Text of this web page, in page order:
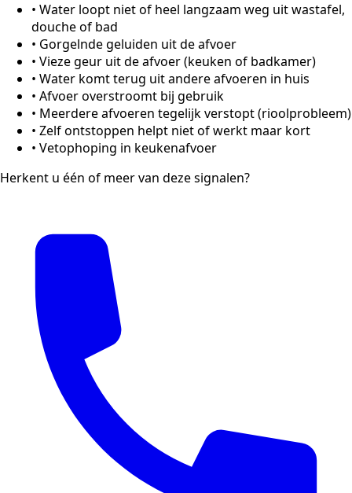
• Water loopt niet of heel langzaam weg uit wastafel,
douche of bad
• Gorgelnde geluiden uit de afvoer
• Vieze geur uit de afvoer (keuken of badkamer)
• Water komt terug uit andere afvoeren in huis
• Afvoer overstroomt bij gebruik
• Meerdere afvoeren tegelijk verstopt (rioolprobleem)
• Zelf ontstoppen helpt niet of werkt maar kort
• Vetophoping in keukenafvoer
Herkent u één of meer van deze signalen?